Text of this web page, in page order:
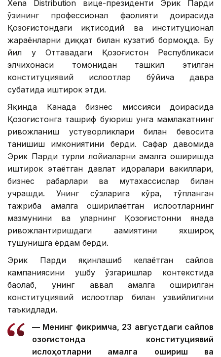
Xena Distribution вице-президенти Эрик Парди
ўзининг профессионал фаолияти доирасида
Қозоғистондаги иқтисодий ва институционал
жараёнларни диққат билан кузатиб бормоқда. Бу
йил у Оттавадаги Қозоғистон Республикаси
элчихонаси томонидан ташкил этилган
конституциявий ислоҳотлар бўйича давра
суҳбатида иштирок этди.
Яқинда Канада бизнес миссияси доирасида
Қозоғистонга ташриф буюриш унга мамлакатнинг
ривожланиш устуворликлари билан бевосита
танишиш имкониятини берди. Сафар давомида
Эрик Парди турли лойиҳаларни амалга оширишда
иштирок этаётган давлат идоралари вакиллари,
бизнес раҳбарлари ва мутахассислар билан
учрашди. Унинг сўзларига кўра, тўпланган
тажриба амалга оширилаётган ислоҳотларнинг
мазмунини ва уларнинг Қозоғистонни янада
ривожлантиришдаги аҳамиятини яхшироқ
тушунишга ёрдам берди.
Эрик Парди яқинлашиб келаётган сайлов
кампаниясини ушбу ўзгаришлар контекстида
баҳолаб, унинг аввал амалга оширилган
конституциявий ислоҳотлар билан узвийлигини
таъкидлади.
— Менинг фикримча, 23 августдаги сайлов
Қозоғистонда конституциявий
ислоҳотларни амалга ошириш ва